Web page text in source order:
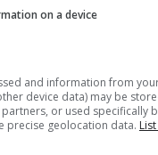
Σχετική υγρασία
Υετός
on a device
and information from
device data) may be
or used specifically
precise geolocation data.